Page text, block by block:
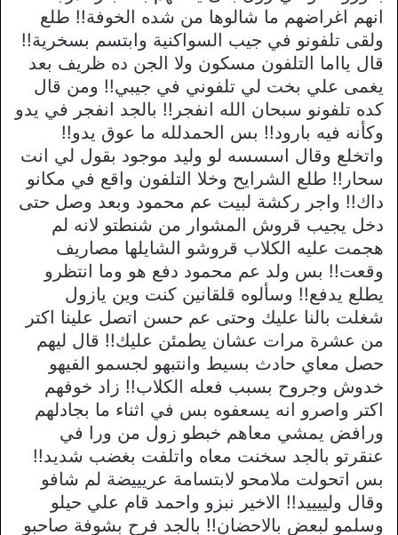
انهم اغراضهم ما شالوها من شده الخوفة!! طلع
ولقى تلفونو في جيب السواكنية وابتسم بسخرية!!
قال يااما التلفون مسكون ولا الجن ده ظريف بعد
يغمى علي بخت لي تلفوني في جيبي!! ومن قال
كده تلفونو سبحان الله انفجر!! بالجد انفجر في يدو
وكأنه فيه بارود!! بس الحمدلله ما عوق يدو!!
واتخلع وقال اسسسه لو وليد موجود بقول لي انت
سحار!! طلع الشرايح وخلا التلفون واقع في مكانو
داك!! واجر ركشة لبيت عم محمود وبعد وصل حتى
دخل يجيب قروش المشوار من شنطتو لانه لم
هجمت عليه الكلاب قروشو الشايلها مصاريف
وقعت!! بس ولد عم محمود دفع هو وما انتظرو
يطلع يدفع!! وسألوه قلقانين كنت وين يازول
شغلت بالنا عليك وحتى عم حسن اتصل علينا اكتر
من عشرة مرات عشان يطمئن عليك!! قال ليهم
حصل معاي حادث بسيط وانتبهو لجسمو الفيهو
خدوش وجروح بسبب فعله الكلاب!! زاد خوفهم
اكتر واصرو انه يسعفوه بس في اثناء ما بجادلهم
ورافض يمشي معاهم خبطو زول من ورا في
عنقرتو بالجد سخنت معاه واتلفت بغضب شديد!!
بس اتحولت ملامحو لابتسامة عريييضة لم شافو
وقال ولييييد!! الاخير نبزو واحمد قام علي حيلو
وسلمو لبعض بالاحضان!! بالجد فرح بشوفة صاحبو